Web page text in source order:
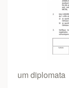
um diplomata